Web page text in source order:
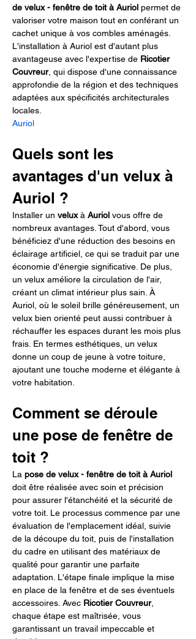
de velux - fenêtre de toit à Auriol permet de
valoriser votre maison tout en conférant un
cachet unique à vos combles aménagés.
L'installation à Auriol est d'autant plus
avantageuse avec l'expertise de Ricotier
Couvreur, qui dispose d'une connaissance
approfondie de la région et des techniques
adaptées aux spécificités architecturales
locales.
Auriol
Quels sont les
avantages d'un velux à
Auriol ?
Installer un velux à Auriol vous offre de
nombreux avantages. Tout d'abord, vous
bénéficiez d'une réduction des besoins en
éclairage artificiel, ce qui se traduit par une
économie d'énergie significative. De plus,
un velux améliore la circulation de l'air,
créant un climat intérieur plus sain. À
Auriol, où le soleil brille généreusement, un
velux bien orienté peut aussi contribuer à
réchauffer les espaces durant les mois plus
frais. En termes esthétiques, un velux
donne un coup de jeune à votre toiture,
ajoutant une touche moderne et élégante à
votre habitation.
Comment se déroule
une pose de fenêtre de
toit ?
La pose de velux - fenêtre de toit à Auriol
doit être réalisée avec soin et précision
pour assurer l'étanchéité et la sécurité de
votre toit. Le processus commence par une
évaluation de l'emplacement idéal, suivie
de la découpe du toit, puis de l'installation
du cadre en utilisant des matériaux de
qualité pour garantir une parfaite
adaptation. L'étape finale implique la mise
en place de la fenêtre et de ses éventuels
accessoires. Avec Ricotier Couvreur,
chaque étape est maîtrisée, vous
garantissant un travail impeccable et